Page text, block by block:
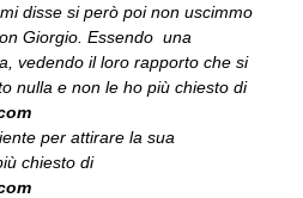
disse si però poi non uscimmo
Giorgio. Essendo una
vedendo il loro rapporto che si
nulla e non le ho più chiesto di
per attirare la sua
chiesto di